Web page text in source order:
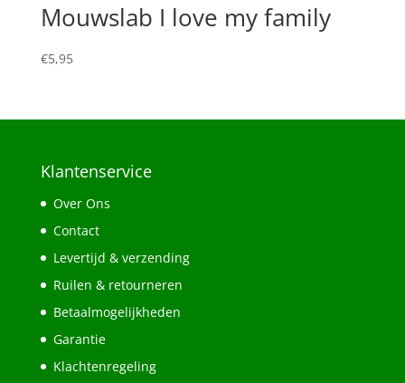
Mouwslab I love my family
€5,95
Klantenservice
Over Ons
Contact
Levertijd & verzending
Ruilen & retourneren
Betaalmogelijkheden
Garantie
Klachtenregeling